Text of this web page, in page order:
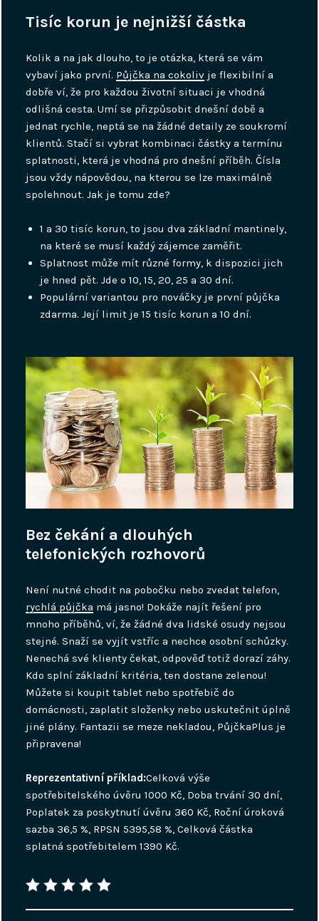
Tisíc korun je nejnižší částka
Kolik a na jak dlouho, to je otázka, která se vám
vybaví jako první. Půjčka na cokoliv je flexibilní a
dobře ví, že pro každou životní situaci je vhodná
odlišná cesta. Umí se přizpůsobit dnešní době a
jednat rychle, neptá se na žádné detaily ze soukromí
klientů. Stačí si vybrat kombinaci částky a termínu
splatnosti, která je vhodná pro dnešní příběh. Čísla
jsou vždy nápovědou, na kterou se lze maximálně
spolehnout. Jak je tomu zde?
1 a 30 tisíc korun, to jsou dva základní mantinely,
na které se musí každý zájemce zaměřit.
Splatnost může mít různé formy, k dispozici jich
je hned pět. Jde o 10, 15, 20, 25 a 30 dní.
Populární variantou pro nováčky je první půjčka
zdarma. Její limit je 15 tisíc korun a 10 dní.
Bez čekání a dlouhých
telefonických rozhovorů
Není nutné chodit na pobočku nebo zvedat telefon,
rychlá půjčka má jasno! Dokáže najít řešení pro
mnoho příběhů, ví, že žádné dva lidské osudy nejsou
stejné. Snaží se vyjít vstříc a nechce osobní schůzky.
Nenechá své klienty čekat, odpověď totiž dorazí záhy.
Kdo splní základní kritéria, ten dostane zelenou!
Můžete si koupit tablet nebo spotřebič do
domácnosti, zaplatit složenky nebo uskutečnit úplně
jiné plány. Fantazii se meze nekladou, PůjčkaPlus je
připravena!
Reprezentativní příklad:Celková výše
spotřebitelského úvěru 1000 Kč, Doba trvání 30 dní,
Poplatek za poskytnutí úvěru 360 Kč, Roční úroková
sazba 36,5 %, RPSN 5395,58 %, Celková částka
splatná spotřebitelem 1390 Kč.